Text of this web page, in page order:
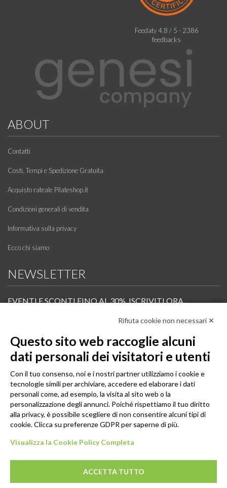
Feedaty4.8 / 5 - 2386
feedbacks
ABOUT
Contatti
Costi, Tempi e Spedizione Gratuita
Acquisto rateale Pilateshop.it
Condizioni generali di vendita
Informativa sulla privacy
Ecco chi siamo
NEWSLETTER
EVENTI E SCONTI FINO AL 30%. ISCRIVITI ORA.
Scopri in anteprima i nuovi prodotti, le promozioni riservate ai professionisti e resta
Iscrivi alla Newsletter
SEGUICI
Rifiuta cookie non necessari ✕
Questo sito web raccoglie alcuni
dati personali dei visitatori e utenti
Con il tuo consenso, noi e i nostri partner utilizziamo i cookie e
tecnologie simili per archiviare, accedere ed elaborare i dati
personali come, ad esempio, la visita al sito web o la
personalizzazione degli annunci. Poiché rispettiamo il tuo diritto
alla privacy, è possibile scegliere di non consentire alcuni tipi di
cookie. Clicca su preferenze GDPR per saperne di più.
Visualizza la Cookie Policy Completa
ACCETTA TUTTO